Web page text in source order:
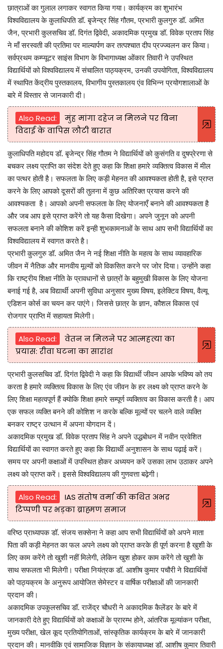
छात्राओं का गुलाल लगाकर स्वागत किया गया। कार्यक्रम का शुभारंभ
विश्वविद्यालय के कुलाधिपति डॉ. बृजेन्द्र सिंह गौतम, प्रभारी कुलगुरु डॉ. अमित
जैन, प्रभारी कुलसचिव डॉ. दिगंत द्विवेदी, अकादमिक प्रमुख डॉ. विवेक प्रताप सिंह
ने माँ सरस्वती की प्रतिमा पर माल्यार्पण कर तत्पश्चात दीप प्रज्ज्वलन कर किया।
सर्वप्रथम कम्प्यूटर साइंस विभाग के विभागाध्यक्ष ओंकार तिवारी ने उपस्थित
विद्यार्थियों को विश्वविद्यालय में संचालित पाठ्यक्रम, उनकी उपयोगिता, विश्वविद्यालय
में स्थापित केंद्रीय पुस्तकालय, विभागीय पुस्तकालय एंव विभिन्न प्रयोगशालाओं के
बारे में विस्तार से जानकारी दी।
Also Read:
मुंह मांगा दहेज न मिलने पर बिना
विदाई के वापिस लौटी बारात
कुलाधिपति महोदय डॉ. बृजेन्द्र सिंह गौतम ने विद्यार्थियों को कुसंगति व दुषप्रेरणा से
बचकर लक्ष्य प्राप्ति का संदेश देते हुए कहा कि शिक्षा हमारे व्यक्तित्व विकास में मील
का पत्थर होती है। सफलता के लिए कड़ी मेहनत की आवश्यकता होती है, इसे प्राप्त
करने के लिए आपको दूसरों की तुलना में कुछ अतिरिक्त प्रयास करने की
आवश्यकता है। आपको अपनी सफलता के लिए योजनाएँ बनाने की आवश्यकता है
और जब आप इसे प्राप्त करेंगे तो यह कैसा दिखेगा। अपने जुनून को अपनी
सफलता बनाने की कोशिश करें इन्ही शुभकामनाओं के साथ आप सभी विद्यार्थियों का
विश्वविद्यालय में स्वागत करते है।
प्रभारी कुलगुरु डॉ. अमित जैन ने नई शिक्षा नीति के महत्व के साथ व्यावहारिक
जीवन में नैतिक और मानवीय मूल्यों को विकसित करने पर जोर दिया। उन्होंने कहा
कि राष्ट्रीय शिक्षा नीति के प्रावधानों से छात्रों के बहुमुखी विकास के लिए योजना
बनाई गई है, अब विद्यार्थी अपनी सुविधा अनुसार मुख्य विषय, इलेक्टिव विषय, वैल्यू
एडिशन कोर्स का चयन कर पाएंगे। जिससे छात्र के ज्ञान, कौशल विकास एवं
रोजगार प्राप्ति में सहायता मिलेगी।
Also Read:
वेतन न मिलने पर आत्महत्या का
प्रयास: रीवा घटना का सारांश
प्रभारी कुलसचिव डॉ. दिगंत द्विवेदी ने कहा कि विद्यार्थी जीवन आपके भविष्य को तय
करता है हमारे व्यक्तित्व विकास के लिए एंव जीवन के हर लक्ष्य को प्राप्त करने के
लिए शिक्षा महत्वपूर्ण हैं क्योकि शिक्षा हमारे सम्पूर्ण व्यक्तित्व का विकास करती है। आप
एक सफल व्यक्ति बनने की कोशिश न करके बल्कि मूल्यों पर चलने वाले व्यक्ति
बनकर राष्ट्र उत्थान में अपना योगदान दें।
अकादमिक प्रमुख डॉ. विवेक प्रताप सिंह ने अपने उद्धबोधन में नवीन प्रवेशित
विद्यार्थियों का स्वागत करते हुए कहा कि विद्यार्थी अनुशासन के साथ पढ़ाई करें।
समय पर अपनी कक्षाओं में उपस्थित होकर अध्ययन करें उसका लाभ उठाकर अपने
लक्ष्य को प्राप्त करें। इससे विश्वविद्यालय की गुणवत्ता बढ़ेगी।
Also Read:
IAS संतोष वर्मा की कथित अभद्र
टिप्पणी पर भड़का ब्राह्मण समाज
वरिष्ठ प्राध्यापक डॉ. संजय सक्सेना ने कहा आप सभी विद्यार्थियों को अपने माता
पिता की कड़ी मेहनत का फल अपने लक्ष्य को प्राप्त करके ही पूर्ण करना है खुशी के
लिए काम करेंगे तो खुशी नहीं मिलेगी, लेकिन खुश होकर काम करेंगे तो खुशी के
साथ सफलता भी मिलेगी। परीक्षा नियंत्रक डॉ. आशीष कुमार पचौरी ने विद्यार्थियों
को पाठ्यक्रम के अनुरूप आयोजित सेमेस्टर व वार्षिक परीक्षाओं की जानकारी
प्रदान की।
अकादमिक उपकुलसचिव डॉ. राजेंद्र चौधरी ने अकादमिक कैलेंडर के बारे में
जानकारी देते हुए विद्यार्थियों को कक्षाओं के प्रारम्भ होने, आंतरिक मूल्यांकन परीक्षा,
मुख्य परीक्षा, खेल कूद प्रतियोगिताओं, सांस्कृतिक कार्यक्रम के बारे में जानकारी
प्रदान की। मानवीकि एवं सामाजिक विज्ञान के संकायाध्यक्ष डॉ. आशीष कुमार तिवारी